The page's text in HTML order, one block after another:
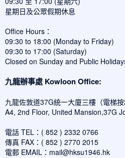
星期日及公眾假期休息
Office Hours：
09:30 to 18:00 (Monday to Friday)
09:30 to 17:00 (Saturday)
Closed on Sunday and Public
九龍辦事處 Kowloon Office:
九龍佐敦道37G統一大廈三樓（電梯
A4, 2nd Floor, United Mansion,37G
電話 TEL：( 852 ) 2332 0766
傳真 FAX：( 852 ) 2770 2015
電郵 EMAIL： mail@hksu1946.hk